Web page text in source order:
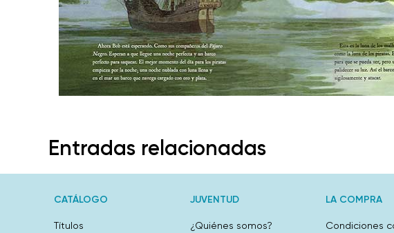
Entradas relacionadas
CATÁLOGO
Títulos
JUVENTUD
¿Quiénes somos?
LA COMPRA
Condiciones